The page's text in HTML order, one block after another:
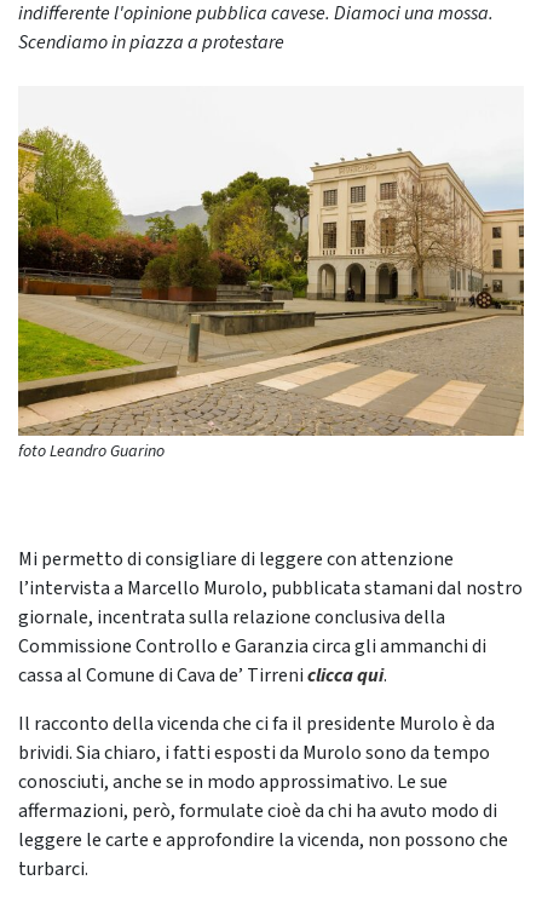
indifferente l'opinione pubblica cavese. Diamoci una mossa.
Scendiamo in piazza a protestare
foto Leandro Guarino
Mi permetto di consigliare di leggere con attenzione
l’intervista a Marcello Murolo, pubblicata stamani dal nostro
giornale, incentrata sulla relazione conclusiva della
Commissione Controllo e Garanzia circa gli ammanchi di
cassa al Comune di Cava de’ Tirreniclicca qui.
Il racconto della vicenda che ci fa il presidente Murolo è da
brividi. Sia chiaro, i fatti esposti da Murolo sono da tempo
conosciuti, anche se in modo approssimativo. Le sue
affermazioni, però, formulate cioè da chi ha avuto modo di
leggere le carte e approfondire la vicenda, non possono che
turbarci.